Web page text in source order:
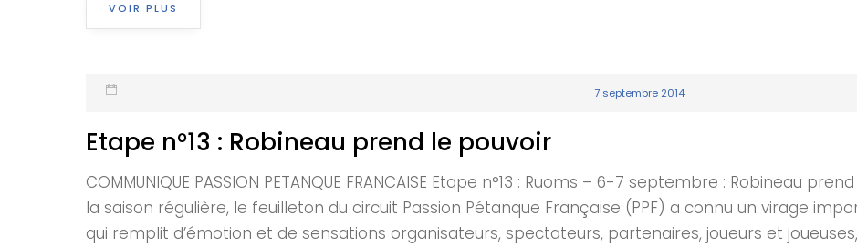
VOIR PLUS
7 septembre 2014
Etape n°13 : Robineau prend le pouvoir
COMMUNIQUE PASSION PETANQUE FRANCAISE Etape n°13 : Ruoms – 6-7 septembre : Robineau
la saison régulière, le feuilleton du circuit Passion Pétanque Française (PPF) a connu un virage
qui remplit d’émotion et de sensations organisateurs, spectateurs, partenaires, joueurs et